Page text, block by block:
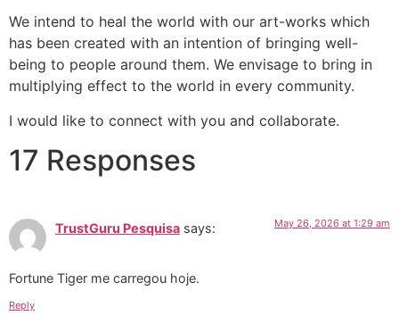
We intend to heal the world with our art-works which
has been created with an intention of bringing well-
being to people around them. We envisage to bring in
multiplying effect to the world in every community.
I would like to connect with you and collaborate.
17 Responses
TrustGuru Pesquisa says: May 26, 2026 at 1:29 am
Fortune Tiger me carregou hoje.
Reply